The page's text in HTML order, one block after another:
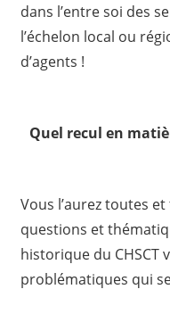
dans l’entre soi des
l’échelon local ou
d’agents !
Quel recul en
Vous l’aurez toutes
questions et
historique du CHSCT
problématiques qui